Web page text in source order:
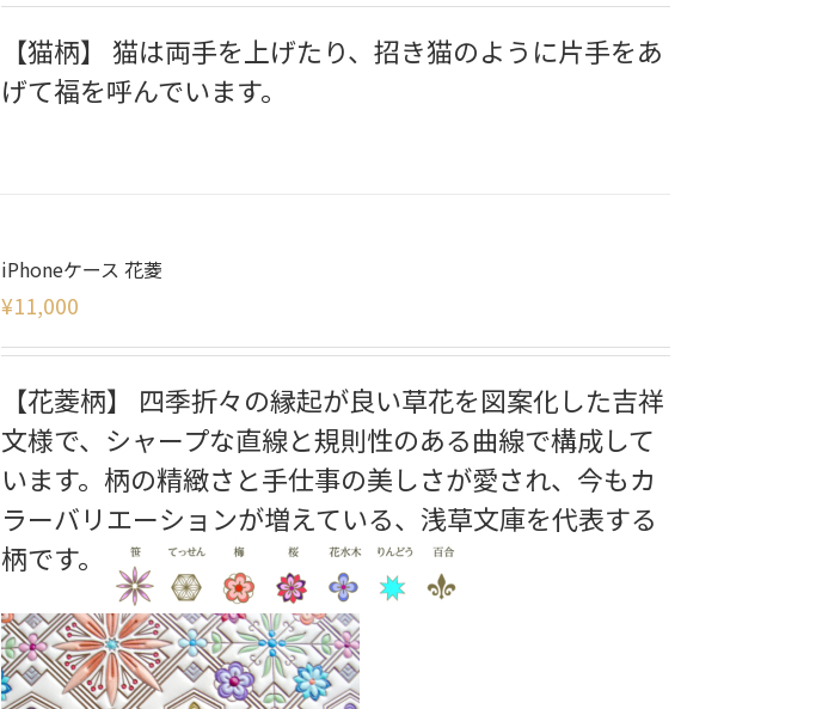
【猫柄】 猫は両手を上げたり、招き猫のように片手をあ
げて福を呼んでいます。
iPhoneケース 花菱
¥11,000
【花菱柄】 四季折々の縁起が良い草花を図案化した吉祥
文様で、シャープな直線と規則性のある曲線で構成して
います。柄の精緻さと手仕事の美しさが愛され、今もカ
ラーバリエーションが増えている、浅草文庫を代表する
柄です。